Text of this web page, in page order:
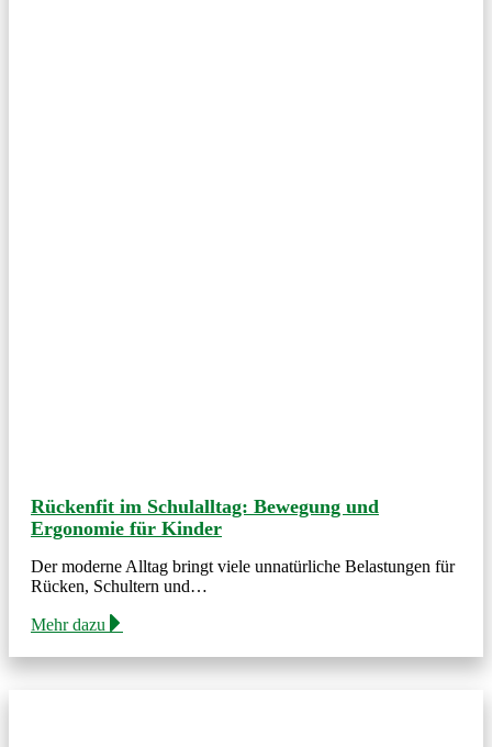
Rückenfit im Schulalltag: Bewegung und
Ergonomie für Kinder
Der moderne Alltag bringt viele unnatürliche Belastungen für
Rücken, Schultern und…
Mehr dazu